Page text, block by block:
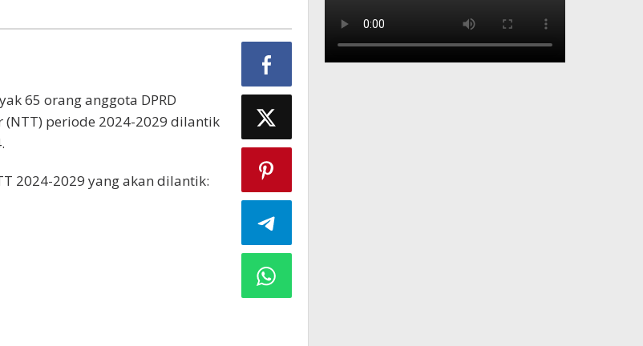
65 orang anggota DPRD
periode 2024-2029 dilantik
2024-2029 yang akan dilantik: